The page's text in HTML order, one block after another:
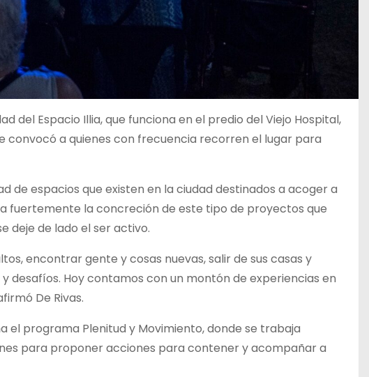
del Espacio Illia, que funciona en el predio del Viejo Hospital,
convocó a quienes con frecuencia recorren el lugar para
de espacios que existen en la ciudad destinados a acoger a
fuertemente la concreción de este tipo de proyectos que
deje de lado el ser activo.
encontrar gente y cosas nuevas, salir de sus casas y
Hoy contamos con un montón de experiencias en
De Rivas.
el programa Plenitud y Movimiento, donde se trabaja
para proponer acciones para contener y acompañar a